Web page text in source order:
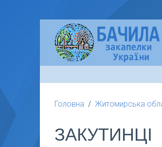
Головна Житомирська
ЗАКУТИНЦІ